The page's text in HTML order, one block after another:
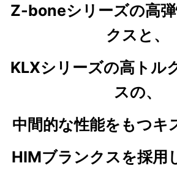
Z-boneシリーズの高
クスと、
KLXシリーズの高トル
スの、
中間的な性能をもつキ
HIMブランクスを採用